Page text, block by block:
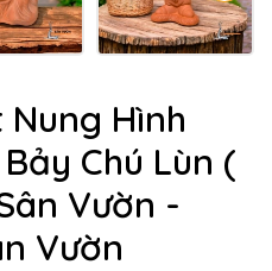
Hình
Chú Lùn (
Vườn -
Vườn